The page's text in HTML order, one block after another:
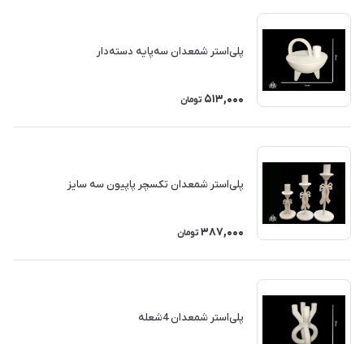
پلی‌استر شمعدان سه‌پایه دسته‌دار
513,000 تومان
پلی‌استر شمعدان تکسچر پاپیون سه سایز
387,000 تومان
پلی‌استر شمعدان 4شعله